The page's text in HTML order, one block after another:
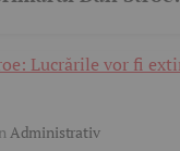
Administrativ